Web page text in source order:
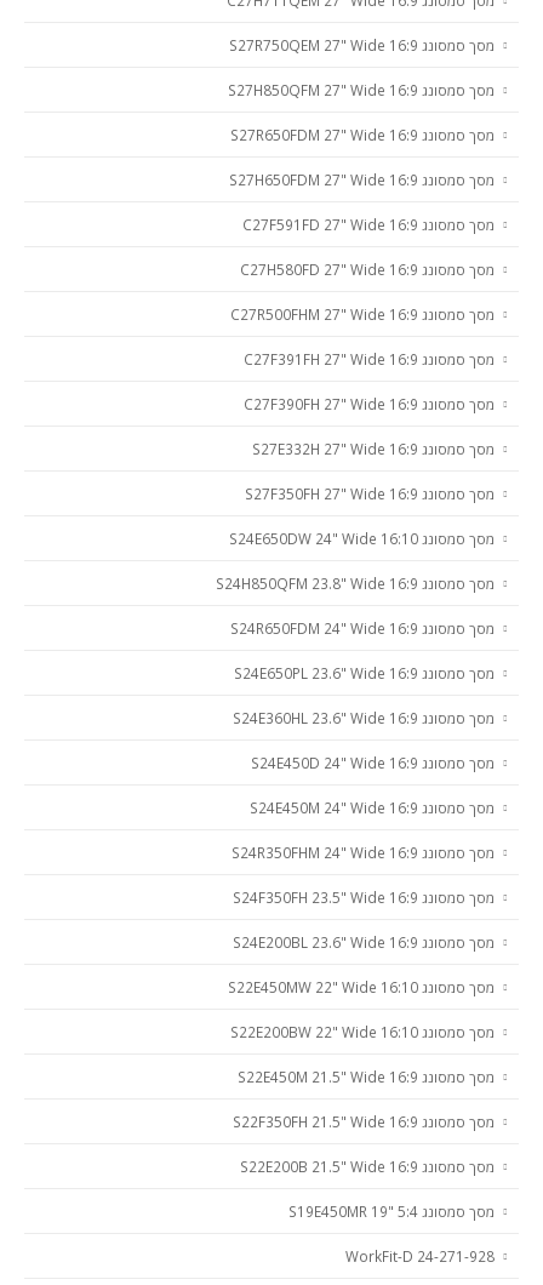
מסך סמסונג S27R750QEM 27" Wide 16:9
מסך סמסונג S27H850QFM 27" Wide 16:9
מסך סמסונג S27R650FDM 27" Wide 16:9
מסך סמסונג S27H650FDM 27" Wide 16:9
מסך סמסונג C27F591FD 27" Wide 16:9
מסך סמסונג C27H580FD 27" Wide 16:9
מסך סמסונג C27R500FHM 27" Wide 16:9
מסך סמסונג C27F391FH 27" Wide 16:9
מסך סמסונג C27F390FH 27" Wide 16:9
מסך סמסונג S27E332H 27" Wide 16:9
מסך סמסונג S27F350FH 27" Wide 16:9
מסך סמסונג S24E650DW 24" Wide 16:10
מסך סמסונג S24H850QFM 23.8" Wide 16:9
מסך סמסונג S24R650FDM 24" Wide 16:9
מסך סמסונג S24E650PL 23.6" Wide 16:9
מסך סמסונג S24E360HL 23.6" Wide 16:9
מסך סמסונג S24E450D 24" Wide 16:9
מסך סמסונג S24E450M 24" Wide 16:9
מסך סמסונג S24R350FHM 24" Wide 16:9
מסך סמסונג S24F350FH 23.5" Wide 16:9
מסך סמסונג S24E200BL 23.6" Wide 16:9
מסך סמסונג S22E450MW 22" Wide 16:10
מסך סמסונג S22E200BW 22" Wide 16:10
מסך סמסונג S22E450M 21.5" Wide 16:9
מסך סמסונג S22F350FH 21.5" Wide 16:9
מסך סמסונג S22E200B 21.5" Wide 16:9
מסך סמסונג S19E450MR 19" 5:4
WorkFit-D 24-271-928